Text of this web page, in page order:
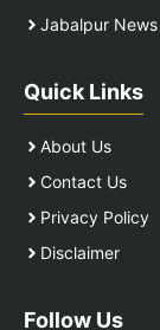
Jabalpur News
Quick Links
About Us
Contact Us
Privacy Policy
Disclaimer
Follow Us